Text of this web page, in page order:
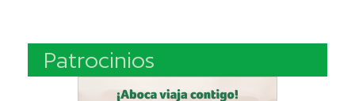
Patrocinios